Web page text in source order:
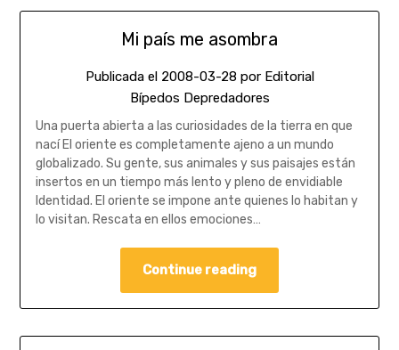
Mi país me asombra
Publicada el 2008-03-28 por Editorial
Bípedos Depredadores
Una puerta abierta a las curiosidades de la tierra en que
nací El oriente es completamente ajeno a un mundo
globalizado. Su gente, sus animales y sus paisajes están
insertos en un tiempo más lento y pleno de envidiable
Identidad. El oriente se impone ante quienes lo habitan y
lo visitan. Rescata en ellos emociones…
Continue reading